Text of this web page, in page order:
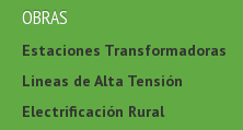
OBRAS
Estaciones Transformadoras
Lineas de Alta Tensión
Electrificación Rural